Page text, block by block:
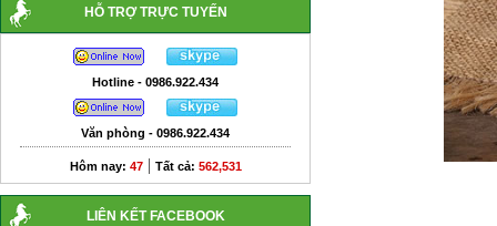
HỖ TRỢ TRỰC TUYẾN
Hotline - 0986.922.434
Văn phòng - 0986.922.434
Hôm nay: 47| Tất cả: 562,531
LIÊN KẾT FACEBOOK